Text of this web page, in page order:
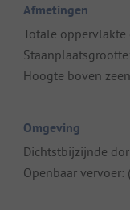
Afmetingen
Totale oppervlakte
Hoogte boven
Omgeving
Dichtstbijzijnde
Openbaar vervoer: